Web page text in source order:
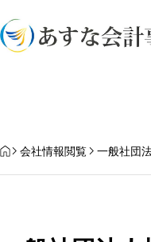
HOME
会社情報閲覧 一般社団